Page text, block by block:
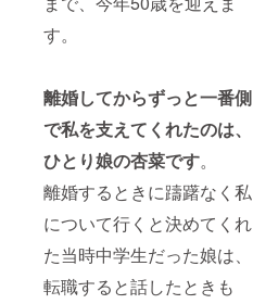
す。
離婚してからずっと一番側
で私を支えてくれたのは、
ひとり娘の杏菜です。
離婚するときに躊躇なく私
について行くと決めてくれ
た当時中学生だった娘は、
転職すると話したときも